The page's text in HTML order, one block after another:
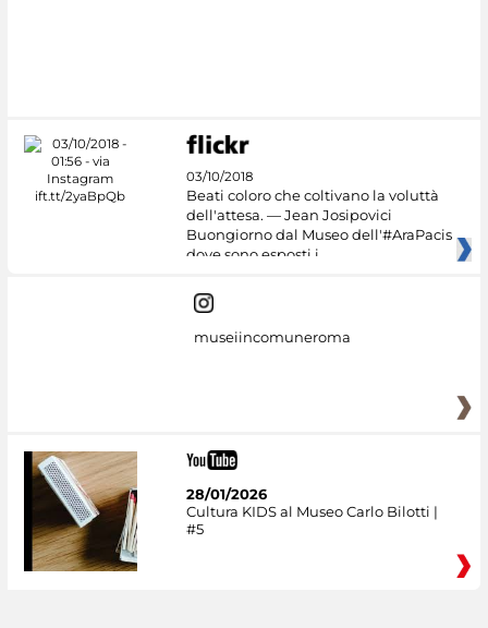
03/10/2018
Beati coloro che coltivano la voluttà
dell'attesa. — Jean Josipovici
Buongiorno dal Museo dell'#AraPacis
dove sono esposti i
museiincomuneroma
28/01/2026
Cultura KIDS al Museo Carlo Bilotti |
#5